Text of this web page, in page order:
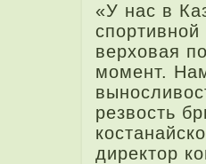
«У нас в
верховая
момент.
резвость
директор